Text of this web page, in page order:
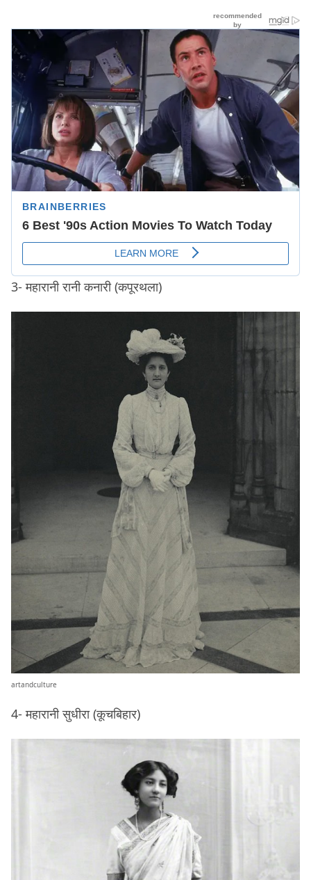
3- महारानी रानी कनारी (कपूरथला)
artandculture
4- महारानी सुधीरा (कूचबिहार)